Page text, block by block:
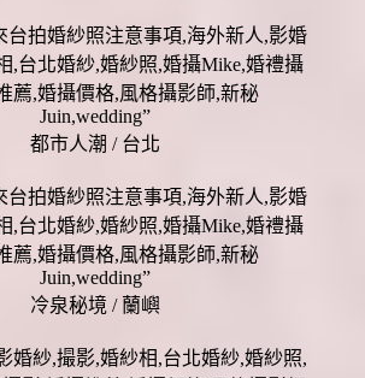
都市人潮 / 台北
冷泉秘境 / 蘭嶼